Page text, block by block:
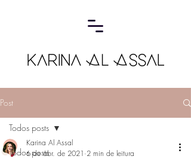
Post
Todos posts
Todos posts
Karina Al Assal
6 de abr. de 2021 2 min de leitura